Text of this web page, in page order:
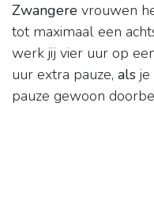
Zwangere vrouwen
tot maximaal een
werk jij vier uur op
uur extra pauze, als
pauze gewoon